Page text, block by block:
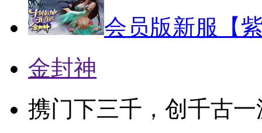
会员版新服【
金封神
携门下三千，创千古一